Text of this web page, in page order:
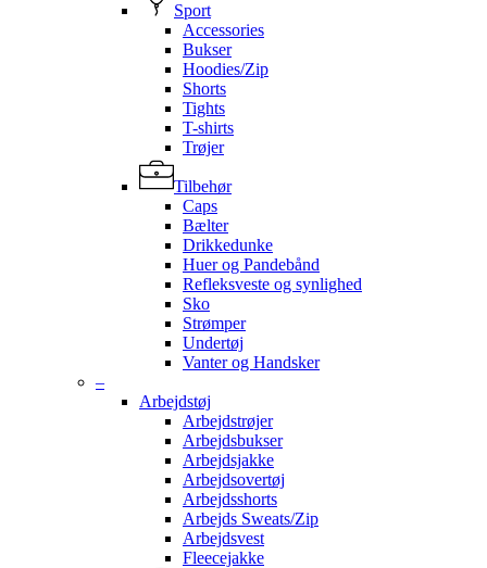
Sport
Accessories
Bukser
Hoodies/Zip
Shorts
Tights
T-shirts
Trøjer
Tilbehør
Caps
Bælter
Drikkedunke
Huer og Pandebånd
Refleksveste og synlighed
Sko
Strømper
Undertøj
Vanter og Handsker
–
Arbejdstøj
Arbejdstrøjer
Arbejdsbukser
Arbejdsjakke
Arbejdsovertøj
Arbejdsshorts
Arbejds Sweats/Zip
Arbejdsvest
Fleecejakke